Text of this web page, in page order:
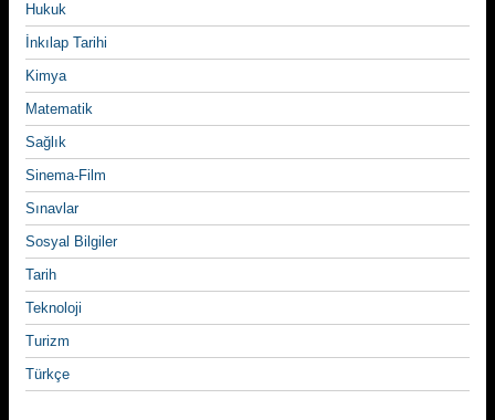
Hukuk
İnkılap Tarihi
Kimya
Matematik
Sağlık
Sinema-Film
Sınavlar
Sosyal Bilgiler
Tarih
Teknoloji
Turizm
Türkçe